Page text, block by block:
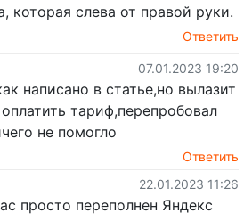
которая слева от правой руки.
Ответить
07.01.2023 19:20
написано в статье,но вылазит
тариф,перепробовал
не помогло
Ответить
22.01.2023 11:26
просто переполнен Яндекс